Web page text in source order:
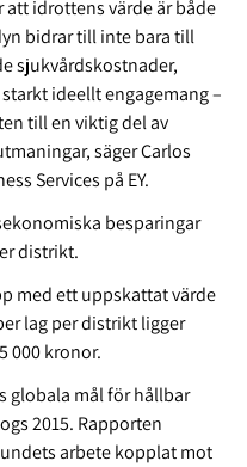
att idrottens värde är både
bidrar till inte bara till
sjukvårdskostnader,
ideellt engagemang –
till en viktig del av
säger Carlos
Services på EY.
besparingar
distrikt.
med ett uppskattat värde
lag per distrikt ligger
000 kronor.
globala mål för hållbar
2015. Rapporten
arbete kopplat mot